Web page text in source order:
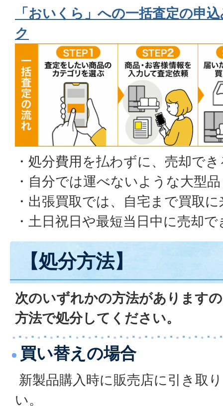
「おいくら」への一括査定の申
ク
・処分費用を払わずに、売却で
・自分では運べないような大型
・出張買取では、自宅まで買取
・土日祝日や最短当日中に売却
【処分方法】
次のいずれかの方法があります
方法で処分してください。
買い替えの場合
新製品購入時に販売店に引き取
い。